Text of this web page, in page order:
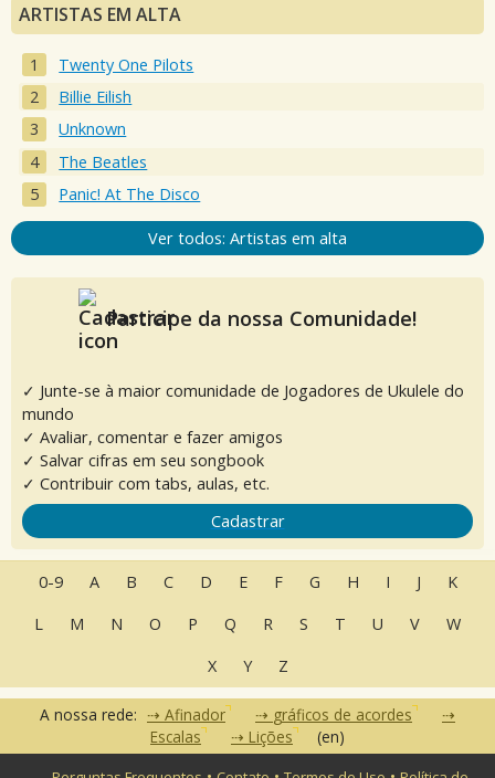
ARTISTAS EM ALTA
Twenty One Pilots
Billie Eilish
Unknown
The Beatles
Panic! At The Disco
Ver todos: Artistas em alta
Participe da nossa Comunidade!
✓ Junte-se à maior comunidade de Jogadores de Ukulele do
mundo
✓ Avaliar, comentar e fazer amigos
✓ Salvar cifras em seu songbook
✓ Contribuir com tabs, aulas, etc.
Cadastrar
0-9 A B C D E F G H I J
K
L
M N O P Q R S T U V
W
X
Y Z
A nossa rede: Afinador
gráficos de acordes
Escalas
Lições (en)